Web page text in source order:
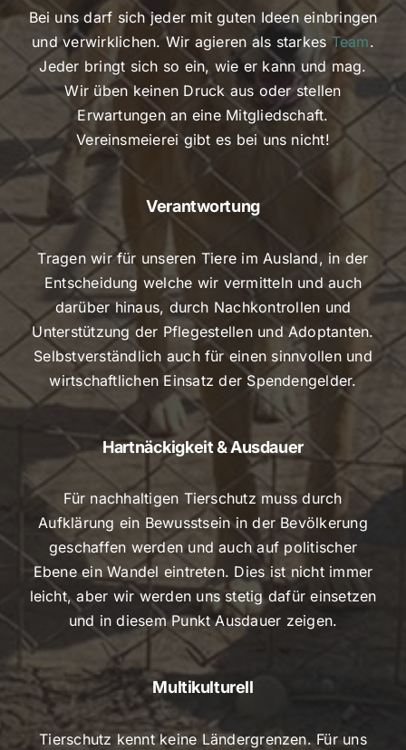
Bei uns darf sich jeder mit guten Ideen einbringen
und verwirklichen. Wir agieren als starkesTeam.
Jeder bringt sich so ein, wie er kann und mag.
Wir üben keinen Druck aus oder stellen
Erwartungen an eine Mitgliedschaft.
Vereinsmeierei gibt es bei uns nicht!
Verantwortung
Tragen wir für unseren Tiere im Ausland, in der
Entscheidung welche wir vermitteln und auch
darüber hinaus, durch Nachkontrollen und
Unterstützung der Pflegestellen und Adoptanten.
Selbstverständlich auch für einen sinnvollen und
wirtschaftlichen Einsatz der Spendengelder.
Hartnäckigkeit & Ausdauer
Für nachhaltigen Tierschutz muss durch
Aufklärung ein Bewusstsein in der Bevölkerung
geschaffen werden und auch auf politischer
Ebene ein Wandel eintreten. Dies ist nicht immer
leicht, aber wir werden uns stetig dafür einsetzen
und in diesem Punkt Ausdauer zeigen.
Multikulturell
Tierschutz kennt keine Ländergrenzen. Für uns